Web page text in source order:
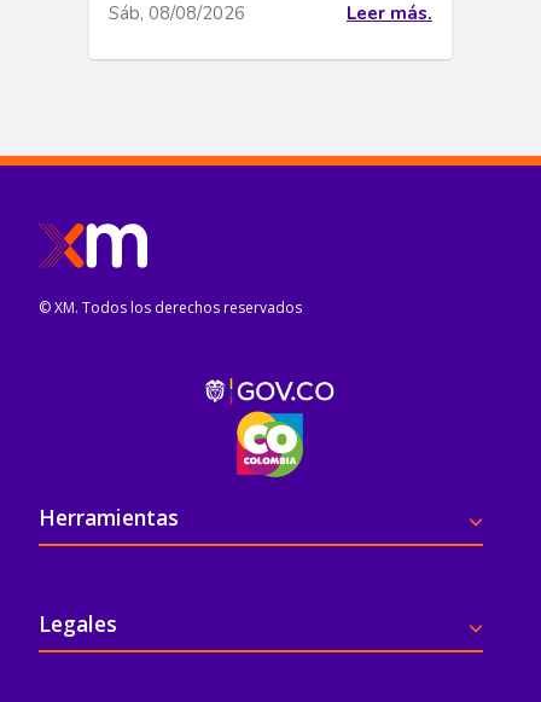
Sáb, 08/08/2026 Leer más.
© XM. Todos los derechos reservados
Pie de página
Herramientas
Legales